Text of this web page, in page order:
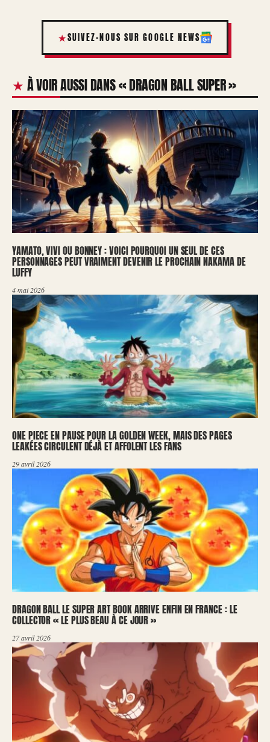
SUIVEZ-NOUS SUR GOOGLE NEWS
À VOIR AUSSI DANS « DRAGON BALL SUPER »
YAMATO, VIVI OU BONNEY : VOICI POURQUOI UN SEUL DE CES
PERSONNAGES PEUT VRAIMENT DEVENIR LE PROCHAIN NAKAMA DE
LUFFY
4 mai 2026
ONE PIECE EN PAUSE POUR LA GOLDEN WEEK, MAIS DES PAGES
LEAKÉES CIRCULENT DÉJÀ ET AFFOLENT LES FANS
29 avril 2026
DRAGON BALL LE SUPER ART BOOK ARRIVE ENFIN EN FRANCE : LE
COLLECTOR « LE PLUS BEAU À CE JOUR »
27 avril 2026